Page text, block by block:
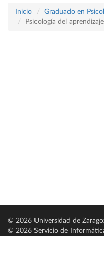
Inicio Graduado en
Psicología del aprendizaje
© 2026 Universidad de
© 2026 Servicio de